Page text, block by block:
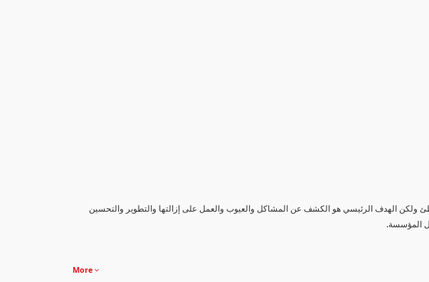
ولكن الهدف الرئيسي هو الكشف عن المشاكل والعيوب والعمل على إزالتها والتطوير والتحسين
المؤسسة.
More